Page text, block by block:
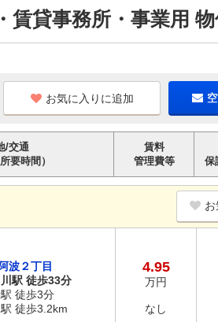
賃貸事務所・事業用
お気に入りに追加
/交通
要時間）
賃料
管理費等
保
波２丁目
駅 徒歩33分
徒歩3分
徒歩3.2km
4.95
万円
なし